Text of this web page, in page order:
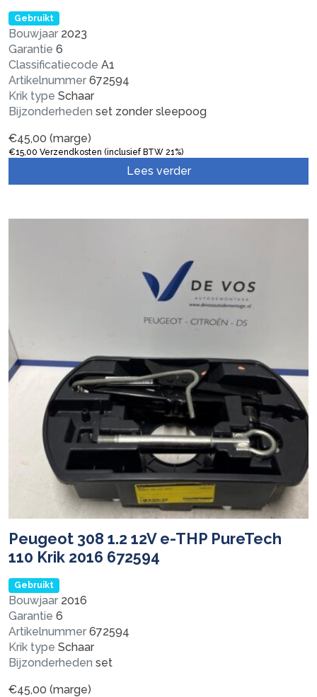
Gebruikt
Bouwjaar 2023
Garantie 6
Classificatiecode A1
Artikelnummer 672594
Krik type Schaar
Bijzonderheden set zonder sleepoog
€45,00 (marge)
€15,00 Verzendkosten (inclusief BTW 21%)
Lees verder
Peugeot 308 1.2 12V e-THP PureTech
110 Krik 2016 672594
Gebruikt
Bouwjaar 2016
Garantie 6
Artikelnummer 672594
Krik type Schaar
Bijzonderheden set
€45,00 (marge)